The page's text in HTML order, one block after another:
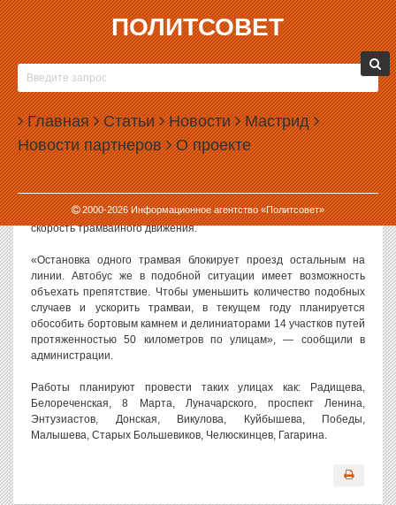
ПОЛИТСОВЕТ
Главная Статьи Новости Мастрид
Новости партнеров О проекте
2000-2026Информационное агентство «Политсовет»
24.03.2026, 14:33
В ЕКАТЕРИНБУРГЕ ОБОСОБЯТ ТРАМВАЙНЫЕ
ПУТИ НА 14 УЛИЦАХ
Власти Екатеринбурга пообещали в течение этого года
обособить трамвайные пути на 14 участках улиц
протяженностью 50 километров.
Как сообщили в пресс-службе городской администрации, с
помощью обособления путей власти хотят повысить общую
скорость трамвайного движения.
«Остановка одного трамвая блокирует проезд остальным на
линии. Автобус же в подобной ситуации имеет возможность
объехать препятствие. Чтобы уменьшить количество подобных
случаев и ускорить трамваи, в текущем году планируется
обособить бортовым камнем и делиниаторами 14 участков путей
протяженностью 50 километров по улицам», — сообщили в
администрации.
Работы планируют провести таких улицах как: Радищева,
Белореченская, 8 Марта, Луначарского, проспект Ленина,
Энтузиастов, Донская, Викулова, Куйбышева, Победы,
Малышева, Старых Большевиков, Челюскинцев, Гагарина.